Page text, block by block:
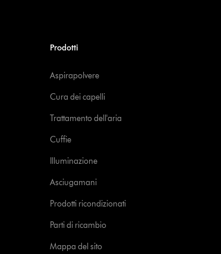
Prodotti
Aspirapolvere
Cura dei capelli
Trattamento dell'aria
Cuffie
Illuminazione
Asciugamani
Prodotti ricondizionati
Parti di ricambio
Mappa del sito